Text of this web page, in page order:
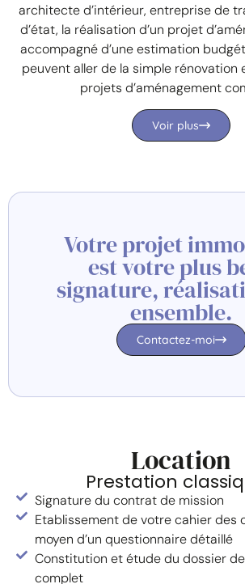
architecte d’intérieur, entreprise de
d’état, la réalisation d’un projet
accompagné d’une estimation
peuvent aller de la simple rénovation
projets d’aménagement
Voir plus
Votre projet
est votre plus
signature,
ensemble.
Contactez-moi
Location
Prestation
Signature du contrat de mission
Etablissement de votre cahier des
moyen d’un questionnaire détaillé
Constitution et étude du dossier
complet